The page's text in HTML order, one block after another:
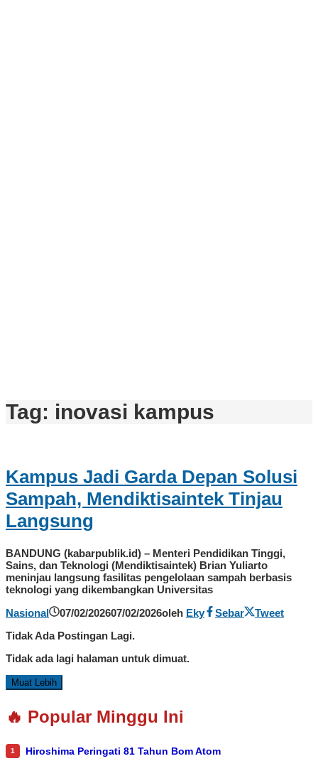
Tag: inovasi kampus
Kampus Jadi Garda Depan Solusi
Sampah, Mendiktisaintek Tinjau
Langsung
BANDUNG (kabarpublik.id) – Menteri Pendidikan Tinggi,
Sains, dan Teknologi (Mendiktisaintek) Brian Yuliarto
meninjau langsung fasilitas pengelolaan sampah berbasis
teknologi yang dikembangkan Universitas
Nasional
07/02/202607/02/2026oleh Eky Sebar
Tweet
Tidak Ada Postingan Lagi.
Tidak ada lagi halaman untuk dimuat.
Muat Lebih
🔥 Popular Minggu Ini
1 Hiroshima Peringati 81 Tahun Bom Atom